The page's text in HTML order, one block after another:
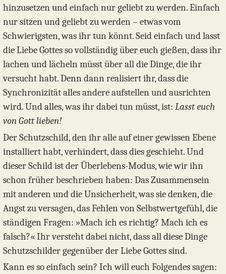
hinzusetzen und einfach nur geliebt zu werden. Einfach
nur sitzen und geliebt zu werden – etwas vom
Schwierigsten, was ihr tun könnt. Seid einfach und lasst
die Liebe Gottes so vollständig über euch gießen, dass ihr
lachen und lächeln müsst über all die Dinge, die ihr
versucht habt. Denn dann realisiert ihr, dass die
Synchronizität alles andere aufstellen und ausrichten
wird. Und alles, was ihr dabei tun müsst, ist: Lasst euch
von Gott lieben!
Der Schutzschild, den ihr alle auf einer gewissen Ebene
installiert habt, verhindert, dass dies geschieht. Und
dieser Schild ist der Überlebens-Modus, wie wir ihn
schon früher beschrieben haben: Das Zusammensein
mit anderen und die Unsicherheit, was sie denken, die
Angst zu versagen, das Fehlen von Selbstwertgefühl, die
ständigen Fragen: »Mach ich es richtig? Mach ich es
falsch?« Ihr versteht dabei nicht, dass all diese Dinge
Schutzschilder gegenüber der Liebe Gottes sind.
Kann es so einfach sein? Ich will euch Folgendes sagen: